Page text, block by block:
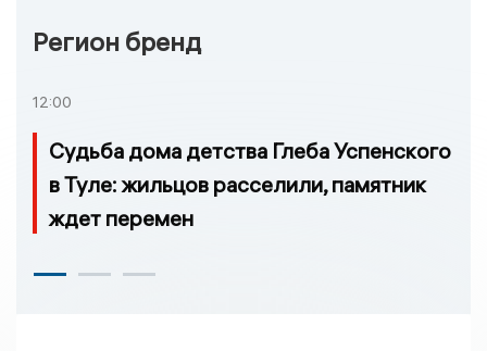
Регион бренд
12:00
Судьба дома детства Глеба Успенского
в Туле: жильцов расселили, памятник
ждет перемен